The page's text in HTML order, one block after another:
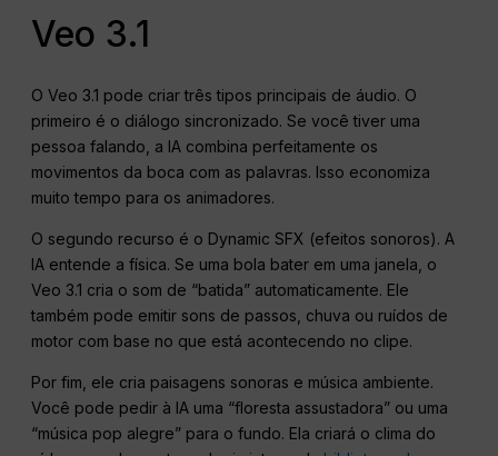
Veo 3.1
O Veo 3.1 pode criar três tipos principais de áudio. O
primeiro é o diálogo sincronizado. Se você tiver uma
pessoa falando, a IA combina perfeitamente os
movimentos da boca com as palavras. Isso economiza
muito tempo para os animadores.
O segundo recurso é o Dynamic SFX (efeitos sonoros). A
IA entende a física. Se uma bola bater em uma janela, o
Veo 3.1 cria o som de “batida” automaticamente. Ele
também pode emitir sons de passos, chuva ou ruídos de
motor com base no que está acontecendo no clipe.
Por fim, ele cria paisagens sonoras e música ambiente.
Você pode pedir à IA uma “floresta assustadora” ou uma
“música pop alegre” para o fundo. Ela criará o clima do